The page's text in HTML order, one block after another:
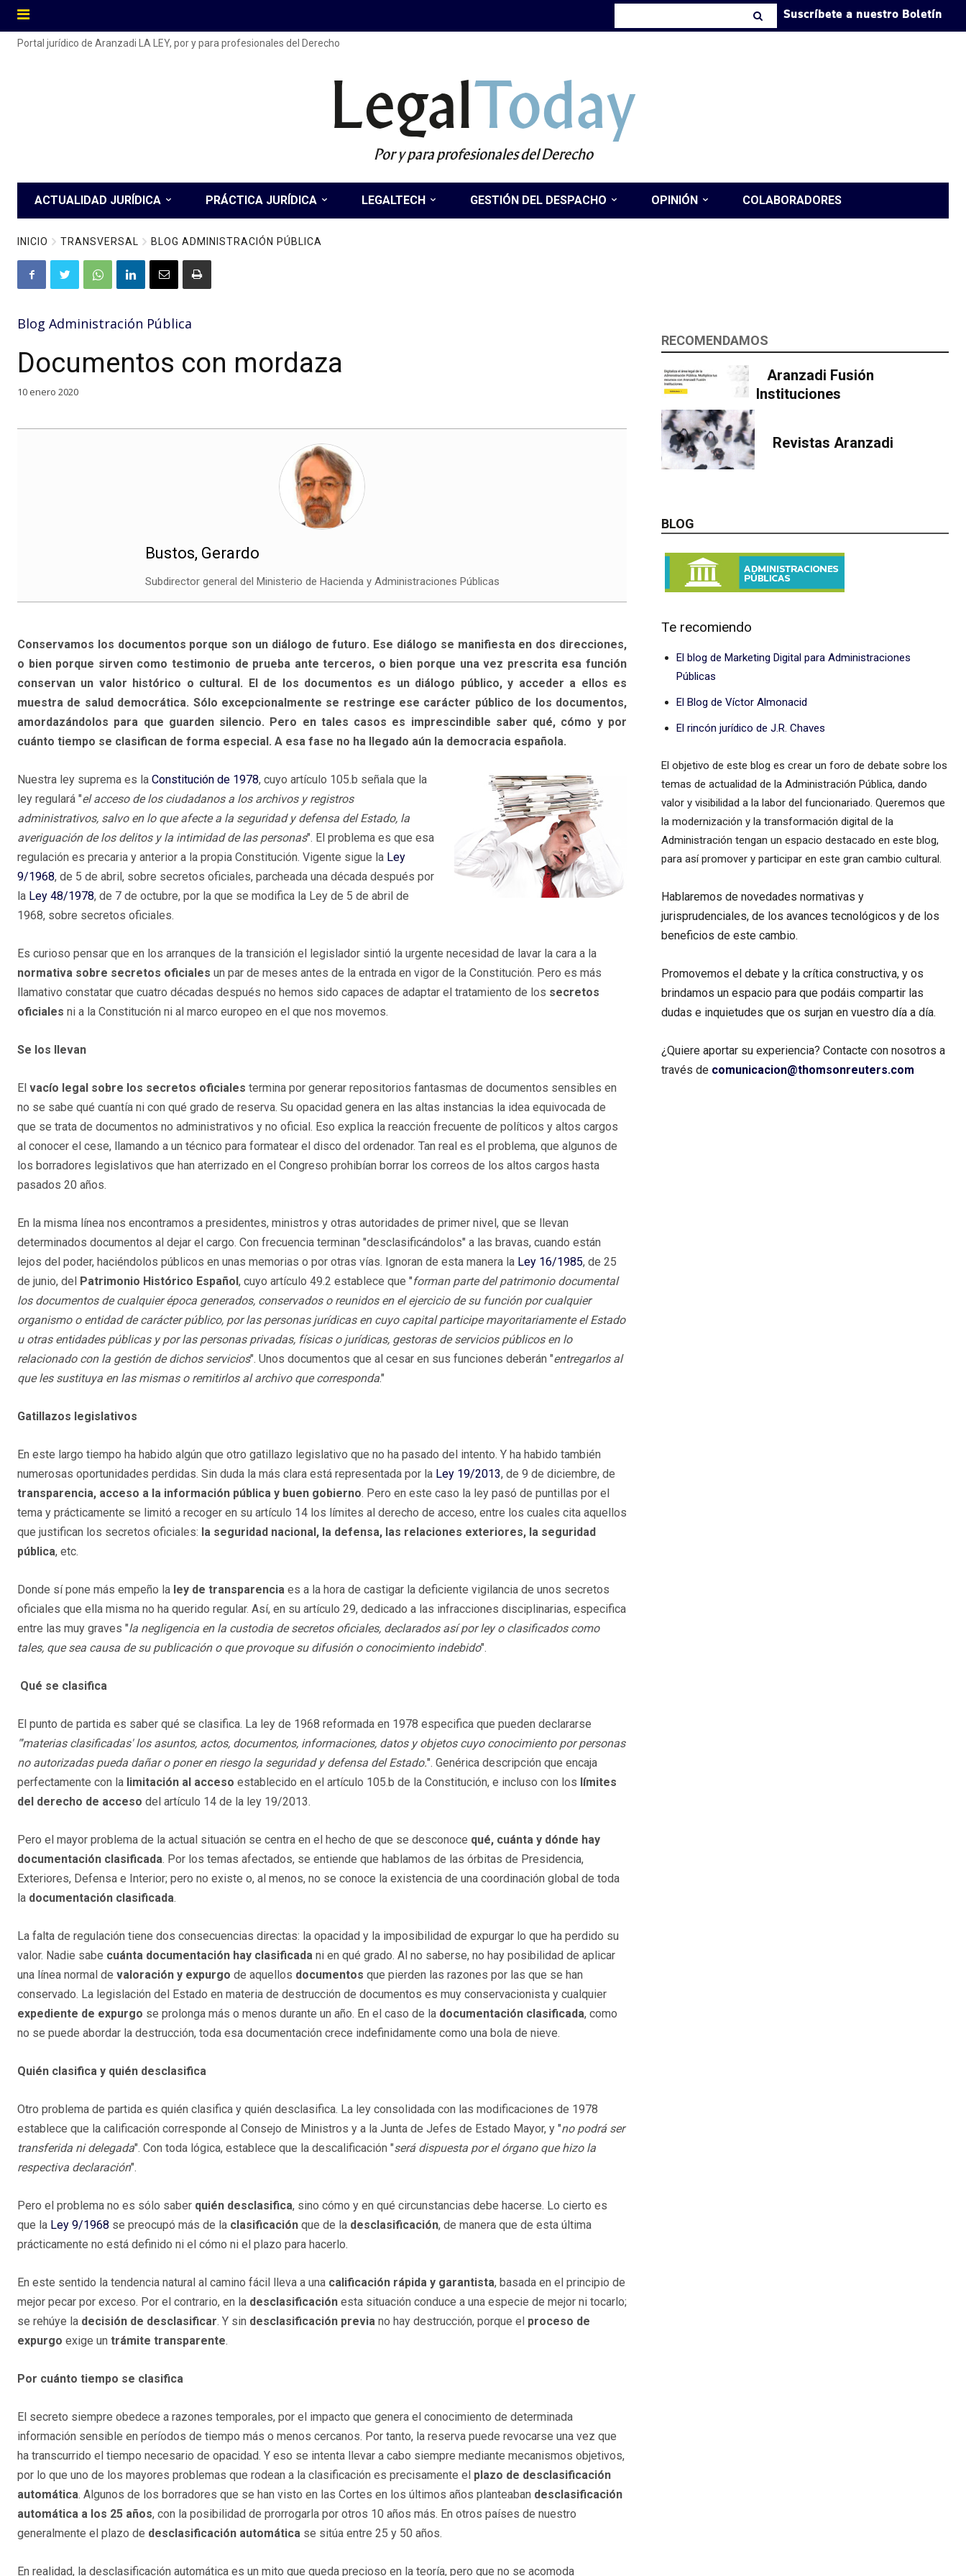
Suscríbete a nuestro Boletín
Portal jurídico de Aranzadi LA LEY, por y para profesionales del Derecho
LegalToday
Por y para profesionales del Derecho
ACTUALIDAD JURÍDICA PRÁCTICA JURÍDICA LEGALTECH GESTIÓN DEL DESPACHO OPINIÓN COLABORADORES
INICIO TRANSVERSAL BLOG ADMINISTRACIÓN PÚBLICA
Blog Administración Pública
Documentos con mordaza
10 enero 2020
Bustos, Gerardo
Subdirector general del Ministerio de Hacienda y Administraciones Públicas
Conservamos los documentos porque son un diálogo de futuro. Ese diálogo se manifiesta en dos direcciones,
o bien porque sirven como testimonio de prueba ante terceros, o bien porque una vez prescrita esa función
conservan un valor histórico o cultural. El de los documentos es un diálogo público, y acceder a ellos es
muestra de salud democrática. Sólo excepcionalmente se restringe ese carácter público de los documentos,
amordazándolos para que guarden silencio. Pero en tales casos es imprescindible saber qué, cómo y por
cuánto tiempo se clasifican de forma especial. A esa fase no ha llegado aún la democracia española.
Nuestra ley suprema es la Constitución de 1978, cuyo artículo 105.b señala que la
ley regulará "el acceso de los ciudadanos a los archivos y registros
administrativos, salvo en lo que afecte a la seguridad y defensa del Estado, la
averiguación de los delitos y la intimidad de las personas". El problema es que esa
regulación es precaria y anterior a la propia Constitución. Vigente sigue la Ley
9/1968, de 5 de abril, sobre secretos oficiales, parcheada una década después por
la Ley 48/1978, de 7 de octubre, por la que se modifica la Ley de 5 de abril de
1968, sobre secretos oficiales.
Es curioso pensar que en los arranques de la transición el legislador sintió la urgente necesidad de lavar la cara a la
normativa sobre secretos oficiales un par de meses antes de la entrada en vigor de la Constitución. Pero es más
llamativo constatar que cuatro décadas después no hemos sido capaces de adaptar el tratamiento de los secretos
oficiales ni a la Constitución ni al marco europeo en el que nos movemos.
Se los llevan
El vacío legal sobre los secretos oficiales termina por generar repositorios fantasmas de documentos sensibles en
no se sabe qué cuantía ni con qué grado de reserva. Su opacidad genera en las altas instancias la idea equivocada de
que se trata de documentos no administrativos y no oficial. Eso explica la reacción frecuente de políticos y altos cargos
al conocer el cese, llamando a un técnico para formatear el disco del ordenador. Tan real es el problema, que algunos de
los borradores legislativos que han aterrizado en el Congreso prohibían borrar los correos de los altos cargos hasta
pasados 20 años.
En la misma línea nos encontramos a presidentes, ministros y otras autoridades de primer nivel, que se llevan
determinados documentos al dejar el cargo. Con frecuencia terminan "desclasificándolos" a las bravas, cuando están
lejos del poder, haciéndolos públicos en unas memorias o por otras vías. Ignoran de esta manera la Ley 16/1985, de 25
de junio, del Patrimonio Histórico Español, cuyo artículo 49.2 establece que "forman parte del patrimonio documental
los documentos de cualquier época generados, conservados o reunidos en el ejercicio de su función por cualquier
organismo o entidad de carácter público, por las personas jurídicas en cuyo capital participe mayoritariamente el Estado
u otras entidades públicas y por las personas privadas, físicas o jurídicas, gestoras de servicios públicos en lo
relacionado con la gestión de dichos servicios". Unos documentos que al cesar en sus funciones deberán "entregarlos al
que les sustituya en las mismas o remitirlos al archivo que corresponda."
Gatillazos legislativos
En este largo tiempo ha habido algún que otro gatillazo legislativo que no ha pasado del intento. Y ha habido también
numerosas oportunidades perdidas. Sin duda la más clara está representada por la Ley 19/2013, de 9 de diciembre, de
transparencia, acceso a la información pública y buen gobierno. Pero en este caso la ley pasó de puntillas por el
tema y prácticamente se limitó a recoger en su artículo 14 los límites al derecho de acceso, entre los cuales cita aquellos
que justifican los secretos oficiales: la seguridad nacional, la defensa, las relaciones exteriores, la seguridad
pública, etc.
Donde sí pone más empeño la ley de transparencia es a la hora de castigar la deficiente vigilancia de unos secretos
oficiales que ella misma no ha querido regular. Así, en su artículo 29, dedicado a las infracciones disciplinarias, especifica
entre las muy graves "la negligencia en la custodia de secretos oficiales, declarados así por ley o clasificados como
tales, que sea causa de su publicación o que provoque su difusión o conocimiento indebido".
Qué se clasifica
El punto de partida es saber qué se clasifica. La ley de 1968 reformada en 1978 especifica que pueden declararse
"'materias clasificadas' los asuntos, actos, documentos, informaciones, datos y objetos cuyo conocimiento por personas
no autorizadas pueda dañar o poner en riesgo la seguridad y defensa del Estado.". Genérica descripción que encaja
perfectamente con la limitación al acceso establecido en el artículo 105.b de la Constitución, e incluso con los límites
del derecho de acceso del artículo 14 de la ley 19/2013.
Pero el mayor problema de la actual situación se centra en el hecho de que se desconoce qué, cuánta y dónde hay
documentación clasificada. Por los temas afectados, se entiende que hablamos de las órbitas de Presidencia,
Exteriores, Defensa e Interior; pero no existe o, al menos, no se conoce la existencia de una coordinación global de toda
la documentación clasificada.
La falta de regulación tiene dos consecuencias directas: la opacidad y la imposibilidad de expurgar lo que ha perdido su
valor. Nadie sabe cuánta documentación hay clasificada ni en qué grado. Al no saberse, no hay posibilidad de aplicar
una línea normal de valoración y expurgo de aquellos documentos que pierden las razones por las que se han
conservado. La legislación del Estado en materia de destrucción de documentos es muy conservacionista y cualquier
expediente de expurgo se prolonga más o menos durante un año. En el caso de la documentación clasificada, como
no se puede abordar la destrucción, toda esa documentación crece indefinidamente como una bola de nieve.
Quién clasifica y quién desclasifica
Otro problema de partida es quién clasifica y quién desclasifica. La ley consolidada con las modificaciones de 1978
establece que la calificación corresponde al Consejo de Ministros y a la Junta de Jefes de Estado Mayor, y "no podrá ser
transferida ni delegada". Con toda lógica, establece que la descalificación "será dispuesta por el órgano que hizo la
respectiva declaración".
Pero el problema no es sólo saber quién desclasifica, sino cómo y en qué circunstancias debe hacerse. Lo cierto es
que la Ley 9/1968 se preocupó más de la clasificación que de la desclasificación, de manera que de esta última
prácticamente no está definido ni el cómo ni el plazo para hacerlo.
En este sentido la tendencia natural al camino fácil lleva a una calificación rápida y garantista, basada en el principio de
mejor pecar por exceso. Por el contrario, en la desclasificación esta situación conduce a una especie de mejor ni tocarlo;
se rehúye la decisión de desclasificar. Y sin desclasificación previa no hay destrucción, porque el proceso de
expurgo exige un trámite transparente.
Por cuánto tiempo se clasifica
El secreto siempre obedece a razones temporales, por el impacto que genera el conocimiento de determinada
información sensible en períodos de tiempo más o menos cercanos. Por tanto, la reserva puede revocarse una vez que
ha transcurrido el tiempo necesario de opacidad. Y eso se intenta llevar a cabo siempre mediante mecanismos objetivos,
por lo que uno de los mayores problemas que rodean a la clasificación es precisamente el plazo de desclasificación
automática. Algunos de los borradores que se han visto en las Cortes en los últimos años planteaban desclasificación
automática a los 25 años, con la posibilidad de prorrogarla por otros 10 años más. En otros países de nuestro
generalmente el plazo de desclasificación automática se sitúa entre 25 y 50 años.
En realidad, la desclasificación automática es un mito que queda precioso en la teoría, pero que no se acomoda
RECOMENDAMOS
Aranzadi Fusión
Instituciones
Revistas Aranzadi
BLOG
Te recomiendo
El blog de Marketing Digital para Administraciones
Públicas
El Blog de Víctor Almonacid
El rincón jurídico de J.R. Chaves
El objetivo de este blog es crear un foro de debate sobre los
temas de actualidad de la Administración Pública, dando
valor y visibilidad a la labor del funcionariado. Queremos que
la modernización y la transformación digital de la
Administración tengan un espacio destacado en este blog,
para así promover y participar en este gran cambio cultural.
Hablaremos de novedades normativas y
jurisprudenciales, de los avances tecnológicos y de los
beneficios de este cambio.
Promovemos el debate y la crítica constructiva, y os
brindamos un espacio para que podáis compartir las
dudas e inquietudes que os surjan en vuestro día a día.
¿Quiere aportar su experiencia? Contacte con nosotros a
través de comunicacion@thomsonreuters.com